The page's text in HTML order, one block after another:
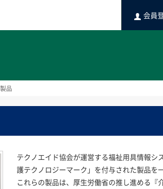
会員
品
テクノエイド協会が運営する福祉用具情報シ
護テクノロジーマーク」を付与された製品を
これらの製品は、厚生労働省の推し進める『